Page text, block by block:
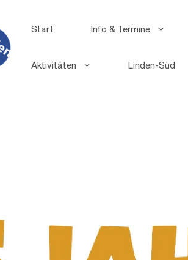
Start Info & Termine
Aktivitäten Linden-Süd